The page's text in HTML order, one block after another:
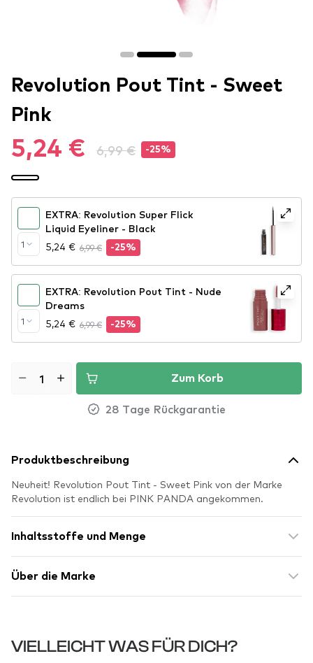
Revolution Pout Tint - Sweet
Pink
5,24 € 6,99 € -25%
1
EXTRA: Revolution Super Flick
Liquid Eyeliner - Black
5,24 € 6,99 € -25%
1
EXTRA: Revolution Pout Tint - Nude
Dreams
5,24 € 6,99 € -25%
Zum Korb
28 Tage Rückgarantie
Produktbeschreibung
Neuheit! Revolution Pout Tint - Sweet Pink von der Marke
Revolution ist endlich bei PINK PANDA angekommen.
Inhaltsstoffe und Menge
Über die Marke
VIELLEICHT WAS FÜR DICH?